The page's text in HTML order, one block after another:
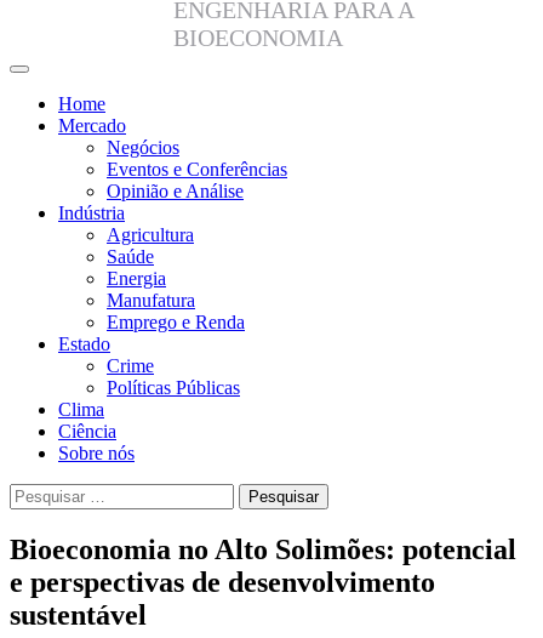
ENGENHARIA PARA A
BIOECONOMIA
Home
Mercado
Negócios
Eventos e Conferências
Opinião e Análise
Indústria
Agricultura
Saúde
Energia
Manufatura
Emprego e Renda
Estado
Crime
Políticas Públicas
Clima
Ciência
Sobre nós
Pesquisar
por:
Bioeconomia no Alto Solimões: potencial
e perspectivas de desenvolvimento
sustentável